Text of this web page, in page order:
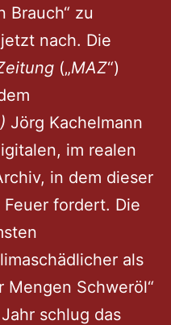
Brauch“ zu
nach. Die
(„MAZ“)
Jörg Kachelmann
im realen
in dem dieser
fordert. Die
als
Mengen Schweröl“
schlug das